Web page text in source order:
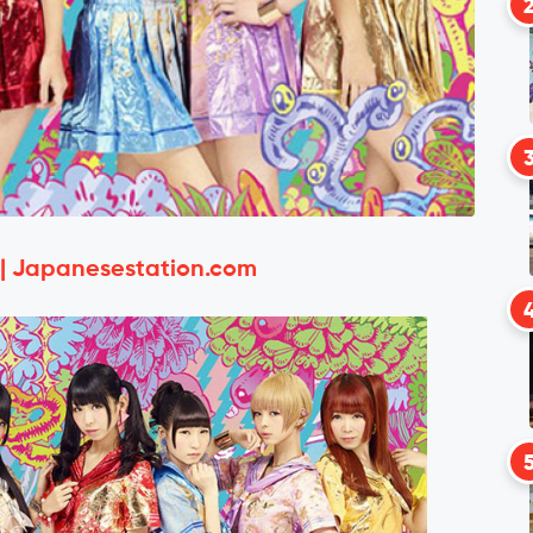
Japanesestation.com